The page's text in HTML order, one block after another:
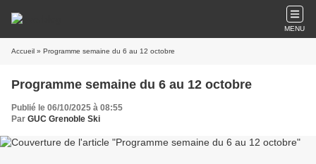
MENU
Accueil » Programme semaine du 6 au 12 octobre
Programme semaine du 6 au 12 octobre
Publié le 06/10/2025 à 08:55
Par GUC Grenoble Ski